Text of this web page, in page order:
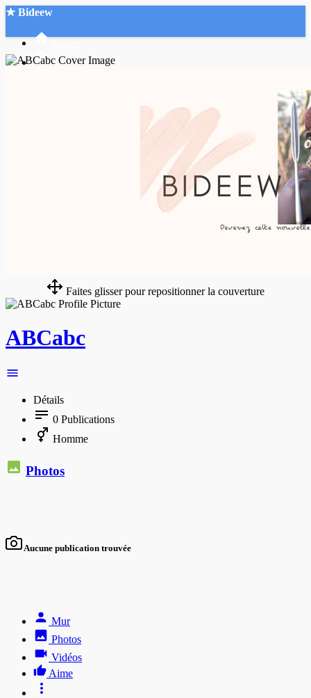
★ Bideew
Faites glisser pour repositionner la couverture
ABCabc
Détails
0 Publications
Homme
Photos
Aucune publication trouvée
Mur
Photos
Vidéos
Aime